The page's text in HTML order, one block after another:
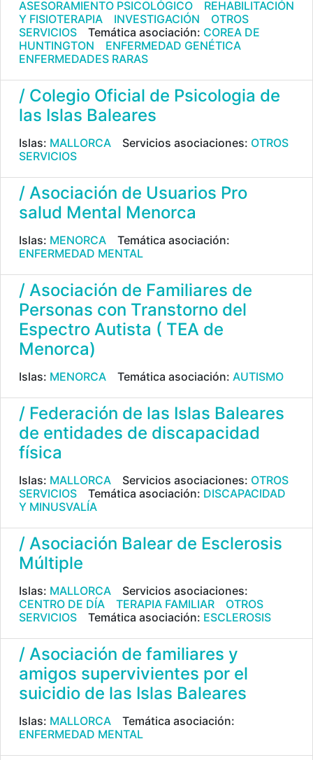
ASESORAMIENTO PSICOLÓGICO
REHABILITACIÓN
Y FISIOTERAPIA
INVESTIGACIÓN
OTROS
SERVICIOS
Temática asociación: COREA DE
HUNTINGTON
ENFERMEDAD GENÉTICA
ENFERMEDADES RARAS
/ Colegio Oficial de Psicologia de
las Islas Baleares
Islas: MALLORCA Servicios asociaciones: OTROS
SERVICIOS
/ Asociación de Usuarios Pro
salud Mental Menorca
Islas: MENORCA
Temática asociación:
ENFERMEDAD MENTAL
/ Asociación de Familiares de
Personas con Transtorno del
Espectro Autista ( TEA de
Menorca)
Islas: MENORCA Temática asociación: AUTISMO
/ Federación de las Islas Baleares
de entidades de discapacidad
física
Islas: MALLORCA Servicios asociaciones: OTROS
SERVICIOS
Temática asociación: DISCAPACIDAD
Y MINUSVALÍA
/ Asociación Balear de Esclerosis
Múltiple
Islas: MALLORCA
Servicios asociaciones:
CENTRO DE DÍA
TERAPIA FAMILIAR
OTROS
SERVICIOS
Temática asociación: ESCLEROSIS
/ Asociación de familiares y
amigos supervivientes por el
suicidio de las Islas Baleares
Islas: MALLORCA
Temática asociación:
ENFERMEDAD MENTAL